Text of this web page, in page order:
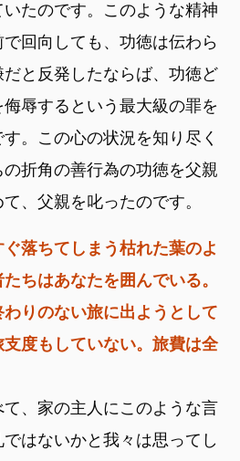
たのです。このような精神
回向しても、功徳は伝わら
と反発したならば、功徳ど
辱するという最大級の罪を
。この心の状況を知り尽く
折角の善行為の功徳を父親
、父親を叱ったのです。
ぐ落ちてしまう枯れた葉のよ
ちはあなたを囲んでいる。
りのない旅に出ようとして
度もしていない。旅費は全
、家の主人にこのような言
はないかと我々は思ってし